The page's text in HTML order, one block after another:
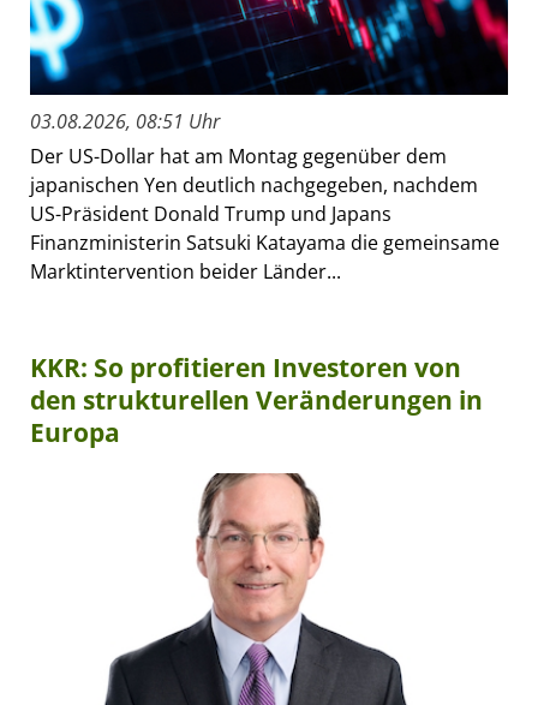
03.08.2026, 08:51 Uhr
Der US-Dollar hat am Montag gegenüber dem
japanischen Yen deutlich nachgegeben, nachdem
US-Präsident Donald Trump und Japans
Finanzministerin Satsuki Katayama die gemeinsame
Marktintervention beider Länder...
KKR: So profitieren Investoren von
den strukturellen Veränderungen in
Europa